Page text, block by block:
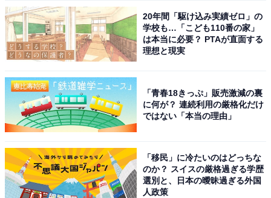
20年間「駆け込み実績ゼロ」の
学校も…「こども110番の家」
は本当に必要？ PTAが直面する
理想と現実
「青春18きっぷ」販売激減の裏
に何が？ 連続利用の厳格化だけ
ではない「本当の理由」
「移民」に冷たいのはどっちな
のか？ スイスの厳格過ぎる学歴
選別と、日本の曖昧過ぎる外国
人政策